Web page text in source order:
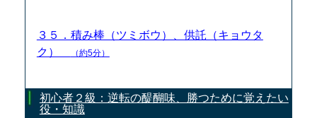
３５．積み棒（ツミボウ）、供託（キョウタ
ク）
（約5分）
初心者２級：逆転の醍醐味、勝つために覚えたい
役・知識